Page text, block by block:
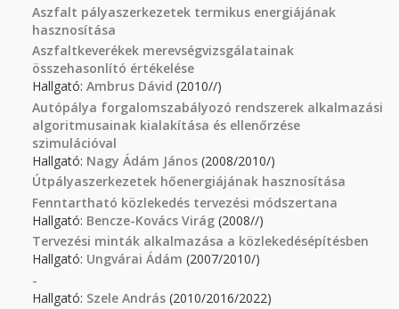
Aszfalt pályaszerkezetek termikus energiájának
hasznosítása
Aszfaltkeverékek merevségvizsgálatainak
összehasonlító értékelése
Hallgató: Ambrus Dávid (2010//)
Autópálya forgalomszabályozó rendszerek alkalmazási
algoritmusainak kialakítása és ellenőrzése
szimulációval
Hallgató: Nagy Ádám János (2008/2010/)
Útpályaszerkezetek hőenergiájának hasznosítása
Fenntartható közlekedés tervezési módszertana
Hallgató: Bencze-Kovács Virág (2008//)
Tervezési minták alkalmazása a közlekedésépítésben
Hallgató: Ungvárai Ádám (2007/2010/)
-
Hallgató: Szele András (2010/2016/2022)